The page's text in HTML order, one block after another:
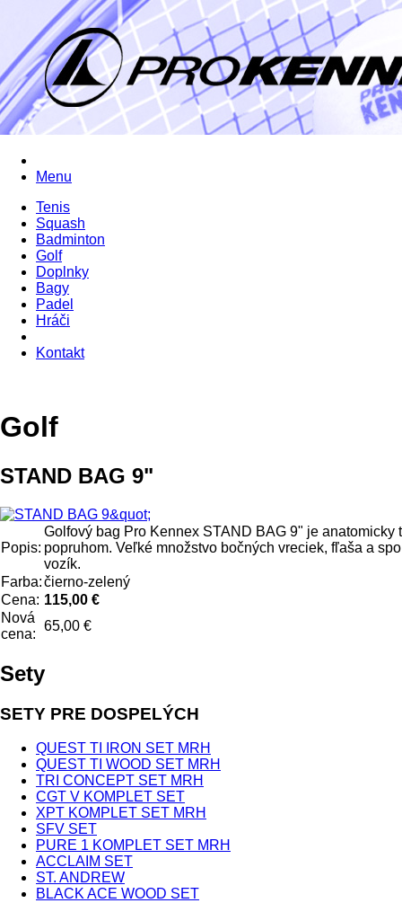
Menu
Tenis
Squash
Badminton
Golf
Doplnky
Bagy
Padel
Hráči
Kontakt
Golf
STAND BAG 9"
Popis:
Golfový bag Pro Kennex STAND BAG 9" je
popruhom. Veľké množstvo bočných vreciek, fľaša a
vozík.
Farba:čierno-zelený
Cena: 115,00 €
Nová
cena:
65,00 €
Sety
SETY PRE DOSPELÝCH
QUEST TI IRON SET MRH
QUEST TI WOOD SET MRH
TRI CONCEPT SET MRH
CGT V KOMPLET SET
XPT KOMPLET SET MRH
SFV SET
PURE 1 KOMPLET SET MRH
ACCLAIM SET
ST. ANDREW
BLACK ACE WOOD SET